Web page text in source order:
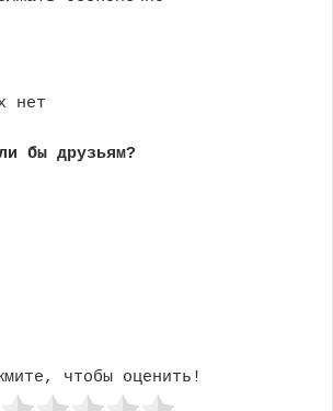
нет
бы друзьям?
чтобы оценить!